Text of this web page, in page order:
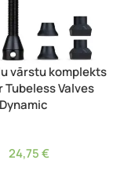
vārstu komplekts
Tubeless Valves
24,75€